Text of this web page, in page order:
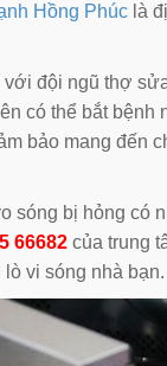
Hồng Phúc là
với đội ngũ thợ
có thể bắt bệnh
bảo mang đến
sóng bị hỏng có
66682 của trung
vi sóng nhà bạn.